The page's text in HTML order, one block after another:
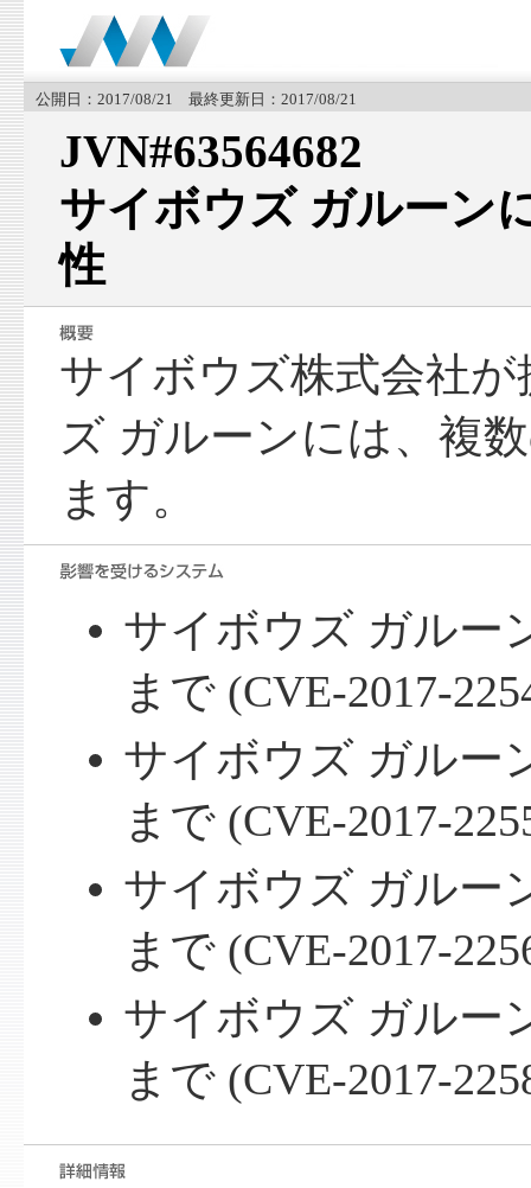
公開日：2017/08/21 最終更新日：2017/08/21
JVN#63564682
サイボウズ ガルーン
性
サイボウズ株式会社
ズ ガルーンには、複
ます。
サイボウズ ガルー
まで (CVE-2017-
サイボウズ ガルー
まで (CVE-2017-
サイボウズ ガルー
まで (CVE-2017-
サイボウズ ガルー
まで (CVE-2017-